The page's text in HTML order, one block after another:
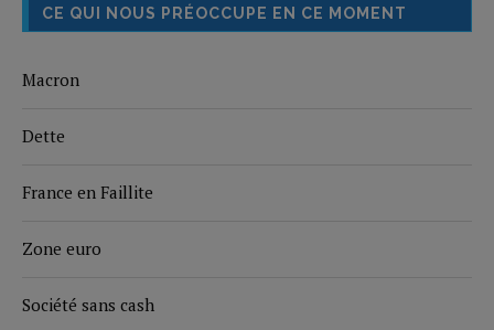
CE QUI NOUS PRÉOCCUPE EN CE MOMENT
Macron
Dette
France en Faillite
Zone euro
Société sans cash